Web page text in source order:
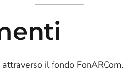
il fondo FonARCom.